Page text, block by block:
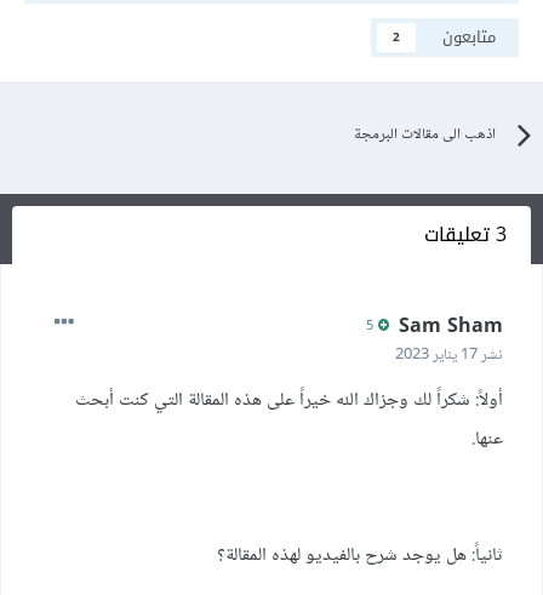
متابعون
2
اذهب الى مقالات البرمجة
3 تعليقات
Sam Sham
نشر17 يناير 2023
أولاً: شكراً لك وجزاك الله خيراً على هذه المقالة التي كنت أبحث
عنها.
ثانياً: هل يوجد شرح بالفيديو لهذه المقالة؟